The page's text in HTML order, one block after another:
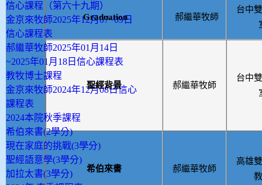
信心課程（第六十九期）
金京來牧師2025年12月07~09日
信心課程表
郝繼華牧師2025年01月14日
~2025年01月18日信心課程表
教牧博士課程
金京來牧師2024年12月08日信心
課程表
2024本院秋季課程
希伯來書(2學分)
現在家庭的挑戰(3學分)
聖經語意學(3學分)
加拉太書(3學分)
Graduation 郝繼華牧師
台中
聖經背景 郝繼華牧師
台中
希伯來書 郝繼華牧師
高雄